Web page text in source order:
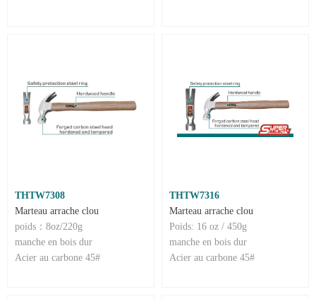
THTW7308
Marteau arrache clou
poids：8oz/220g
manche en bois dur
Acier au carbone 45#
THTW7316
Marteau arrache clou
Poids: 16 oz / 450g
manche en bois dur
Acier au carbone 45#